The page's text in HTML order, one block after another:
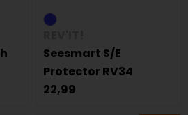
Seesmart S/E
Protector RV34
22,99